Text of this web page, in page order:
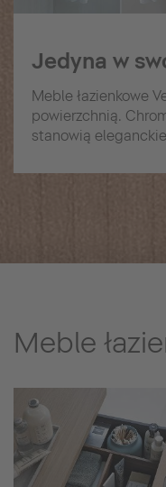
Jedyna w
Meble łazienkowe
powierzchnią.
stanowią
Meble